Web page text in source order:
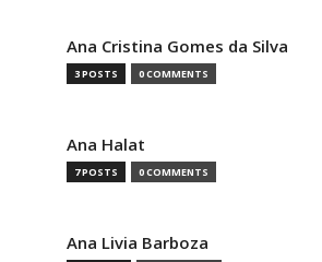
Ana Cristina Gomes da Silva
3 POSTS 0 COMMENTS
Ana Halat
7 POSTS 0 COMMENTS
Ana Livia Barboza